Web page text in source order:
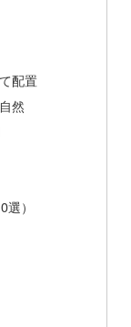
配置
然
）